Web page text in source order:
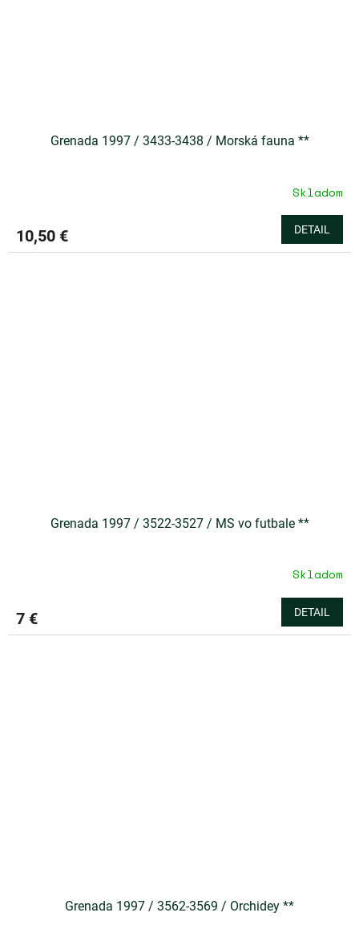
Grenada 1997 / 3433-3438 / Morská fauna **
Skladom
10,50 € DETAIL
Grenada 1997 / 3522-3527 / MS vo futbale **
Skladom
7 € DETAIL
Grenada 1997 / 3562-3569 / Orchidey **